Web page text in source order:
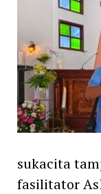
sukacita
fasilitator